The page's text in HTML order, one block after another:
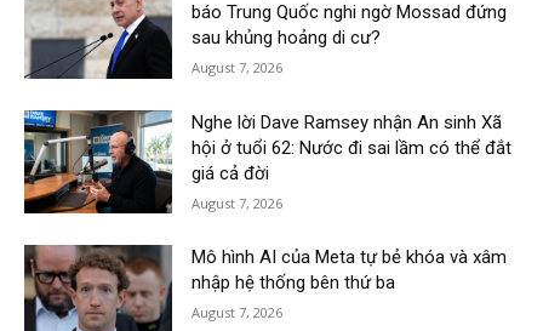
báo Trung Quốc nghi ngờ Mossad đứng
sau khủng hoảng di cư?
August 7, 2026
Nghe lời Dave Ramsey nhận An sinh Xã
hội ở tuổi 62: Nước đi sai lầm có thể đắt
giá cả đời
August 7, 2026
Mô hình AI của Meta tự bẻ khóa và xâm
nhập hệ thống bên thứ ba
August 7, 2026